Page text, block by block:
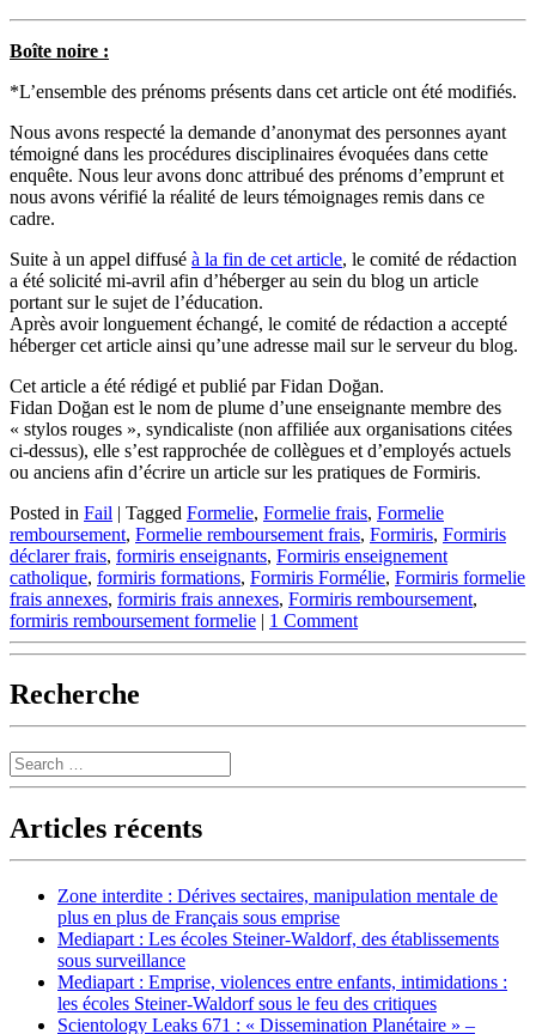
Boîte noire :
*L’ensemble des prénoms présents dans cet article ont été modifiés.
Nous avons respecté la demande d’anonymat des personnes ayant
témoigné dans les procédures disciplinaires évoquées dans cette
enquête. Nous leur avons donc attribué des prénoms d’emprunt et
nous avons vérifié la réalité de leurs témoignages remis dans ce
cadre.
Suite à un appel diffusé à la fin de cet article, le comité de rédaction
a été solicité mi-avril afin d’héberger au sein du blog un article
portant sur le sujet de l’éducation.
Après avoir longuement échangé, le comité de rédaction a accepté
héberger cet article ainsi qu’une adresse mail sur le serveur du blog.
Cet article a été rédigé et publié par Fidan Doğan.
Fidan Doğan est le nom de plume d’une enseignante membre des
« stylos rouges », syndicaliste (non affiliée aux organisations citées
ci-dessus), elle s’est rapprochée de collègues et d’employés actuels
ou anciens afin d’écrire un article sur les pratiques de Formiris.
Posted in Fail | Tagged Formelie, Formelie frais, Formelie
remboursement, Formelie remboursement frais, Formiris, Formiris
déclarer frais, formiris enseignants, Formiris enseignement
catholique, formiris formations, Formiris Formélie, Formiris formelie
frais annexes, formiris frais annexes, Formiris remboursement,
formiris remboursement formelie | 1 Comment
Recherche
Search
Articles récents
Zone interdite : Dérives sectaires, manipulation mentale de
plus en plus de Français sous emprise
Mediapart : Les écoles Steiner-Waldorf, des établissements
sous surveillance
Mediapart : Emprise, violences entre enfants, intimidations :
les écoles Steiner-Waldorf sous le feu des critiques
Scientology Leaks 671 : « Dissemination Planétaire » –